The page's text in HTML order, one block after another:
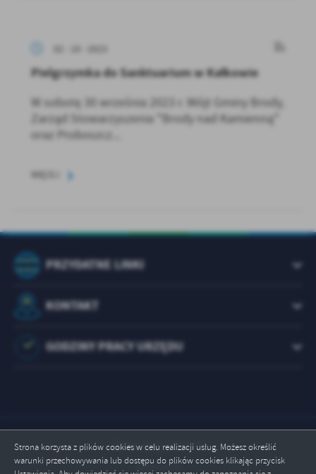
Strona korzysta z plików cookies w celu realizacji usług. Możesz określić
warunki przechowywania lub dostępu do plików cookies klikając przycisk
Pielgrzymka do Sanktuarium w Kałkowie
W sobotę 30 września 2023 r. Wójt Gminy Brody,
Zarząd Stowarzyszenia "Brody nad Kamienną"
oraz Proboszcz...
PRZYDATNE LINKI
KONTAKT
GODZINY PRACY URZĘDU
Odwiedzin: 1072831
Online: 4